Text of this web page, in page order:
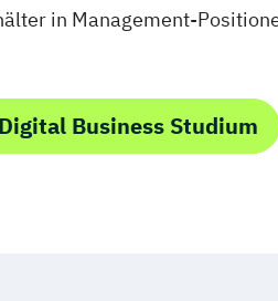
in Management-
Business Studium